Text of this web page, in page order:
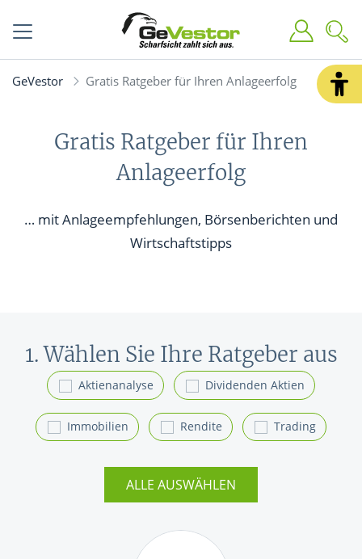
GeVestor Gratis Ratgeber für Ihren Anlageerfolg
Gratis Ratgeber für Ihren
Anlageerfolg
… mit Anlageempfehlungen, Börsenberichten und
Wirtschaftstipps
1. Wählen Sie Ihre Ratgeber aus
Aktienanalyse Dividenden Aktien
Immobilien Rendite Trading
ALLE AUSWÄHLEN